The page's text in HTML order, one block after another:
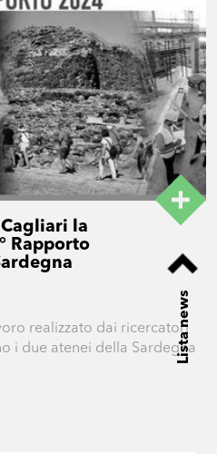
la
Rapporto
realizzato dai ricercatori
i due atenei della Sardegna
Lista news